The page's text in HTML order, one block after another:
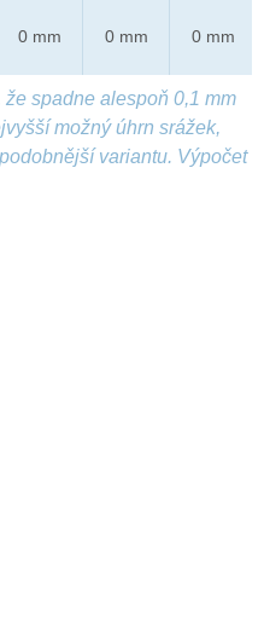
0 mm 0 mm 0 mm
spadne alespoň 0,1 mm
možný úhrn srážek,
variantu. Výpočet